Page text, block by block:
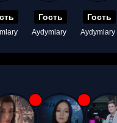
Гость
Aydymlary
Гость
Aydymlary